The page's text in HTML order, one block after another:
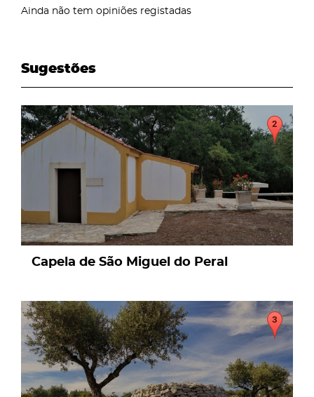
Ainda não tem opiniões registadas
Sugestões
page
Capela de São Miguel do Peral
page